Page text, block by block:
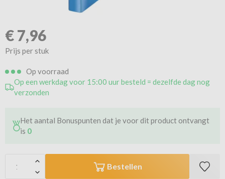
€7,96
Prijs per stuk
Op voorraad
Op een werkdag voor 15:00 uur besteld = dezelfde dag nog
verzonden
Het aantal Bonuspunten dat je voor dit product ontvangt
is 0
Bestellen